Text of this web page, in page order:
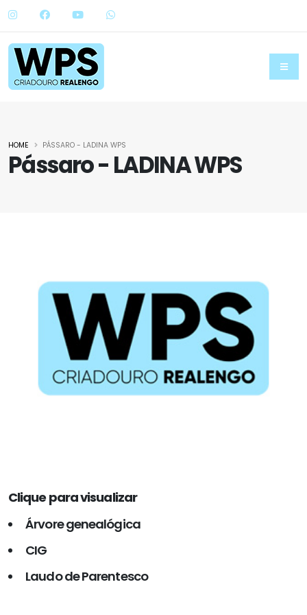
Pássaro - LADINA WPS
HOME PÁSSARO - LADINA WPS
Clique para visualizar
Árvore genealógica
CIG
Laudo de Parentesco